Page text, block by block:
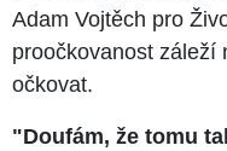
Adam Vojtěch pro
proočkovanost záleží
očkovat.
"Doufám, že tomu